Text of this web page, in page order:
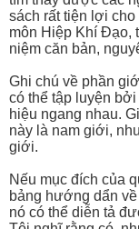
sách rất tiện lợi
môn Hiệp Khí Đạo,
niệm căn bản,
Ghi chú về phần
có thể tập luyện
hiệu ngang nhau.
này là nam giới,
giới.
Nếu mục đích của
bảng hướng dẩn
nó có thể diễn tả